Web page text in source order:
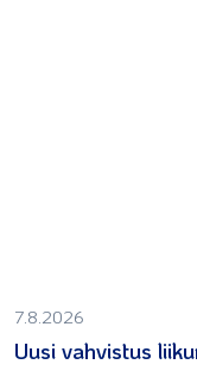
7.8.2026
Uusi vahvistus